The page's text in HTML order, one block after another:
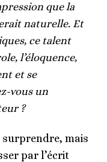
que la
naturelle. Et
ce talent
l’éloquence,
et se
vous un
?
surprendre, mais
par l’écrit